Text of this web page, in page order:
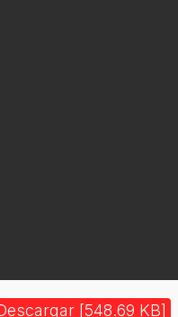
[548.69 KB]